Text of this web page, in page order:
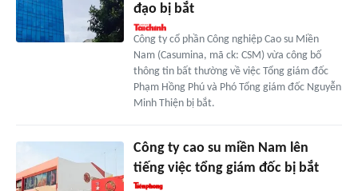
đạo bị bắt
Công ty cổ phần Công nghiệp Cao su Miền
Nam (Casumina, mã ck: CSM) vừa công bố
thông tin bất thường về việc Tổng giám đốc
Phạm Hồng Phú và Phó Tổng giám đốc Nguyễn
Minh Thiện bị bắt.
Công ty cao su miền Nam lên
tiếng việc tổng giám đốc bị bắt